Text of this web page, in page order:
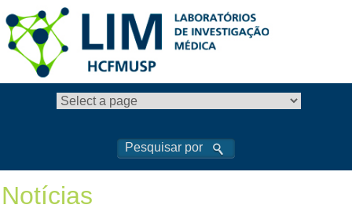
Notícias